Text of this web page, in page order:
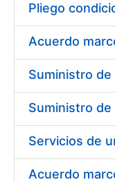
Show/Hide